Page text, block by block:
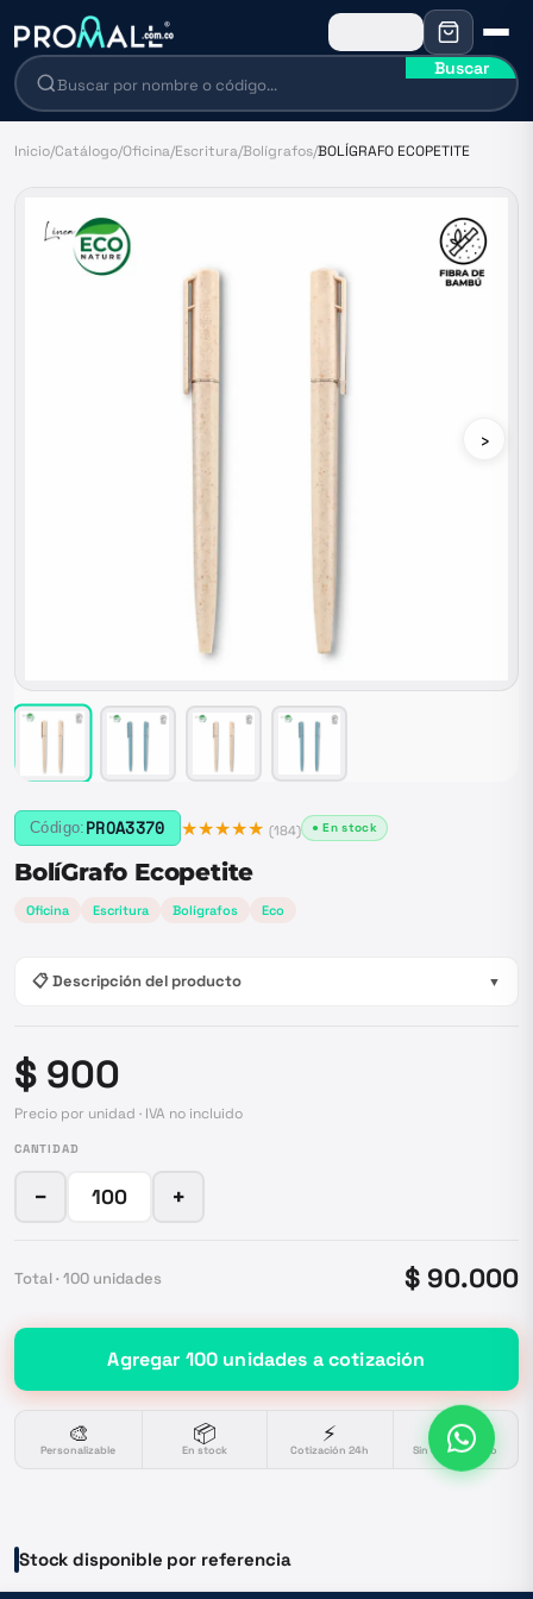
Buscar
Inicio/Catálogo/Oficina/Escritura/Bolígrafos/BOLÍGRAFO ECOPETITE
›
Código: PROA3370 ★★★★★ (184) ● En stock
BolíGrafo Ecopetite
Oficina Escritura Bolígrafos Eco
📋 Descripción del producto ▼
$ 900
Precio por unidad · IVA no incluido
CANTIDAD
− +
Total · 100 unidades $ 90.000
Agregar 100 unidades a cotización
🎨
Personalizable
📦
En stock
⚡
Cotización 24h
🔒
Sin compromiso
Stock disponible por referencia